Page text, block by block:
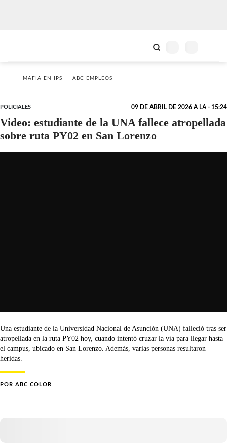
MAFIA EN IPS ABC EMPLEOS
POLICIALES 09 DE ABRIL DE 2026 A LA - 15:24
Video: estudiante de la UNA fallece atropellada
sobre ruta PY02 en San Lorenzo
Una estudiante de la Universidad Nacional de Asunción (UNA) falleció tras ser
atropellada en la ruta PY02 hoy, cuando intentó cruzar la vía para llegar hasta
el campus, ubicado en San Lorenzo. Además, varias personas resultaron
heridas.
POR ABC COLOR